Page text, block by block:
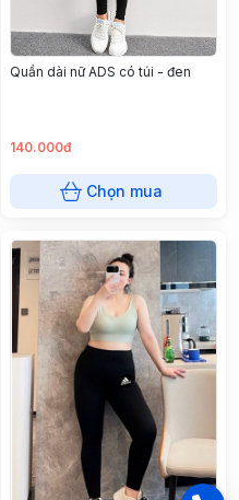
Quần dài nữ ADS có túi - đen
140.000đ
Chọn mua